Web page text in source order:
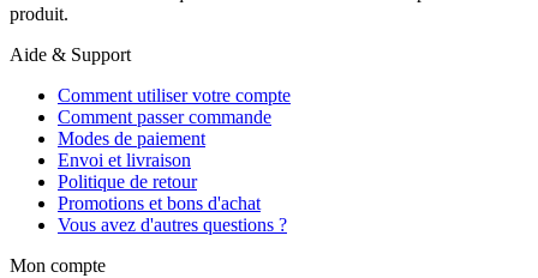
produit.
Aide & Support
Comment utiliser votre compte
Comment passer commande
Modes de paiement
Envoi et livraison
Politique de retour
Promotions et bons d'achat
Vous avez d'autres questions ?
Mon compte